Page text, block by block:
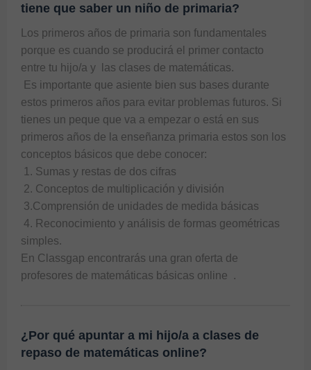
tiene que saber un niño de primaria?
Los primeros años de primaria son fundamentales
porque es cuando se producirá el primer contacto
entre tu hijo/a y  las clases de matemáticas.
estos primeros años para evitar problemas futuros. Si
tienes un peque que va a empezar o está en sus
primeros años de la enseñanza primaria estos son los
conceptos básicos que debe conocer:
1. Sumas y restas de dos cifras
2. Conceptos de multiplicación y división
3.Comprensión de unidades de medida básicas
simples.
profesores de matemáticas básicas online
.
¿Por qué apuntar a mi hijo/a a clases de
repaso de matemáticas online?